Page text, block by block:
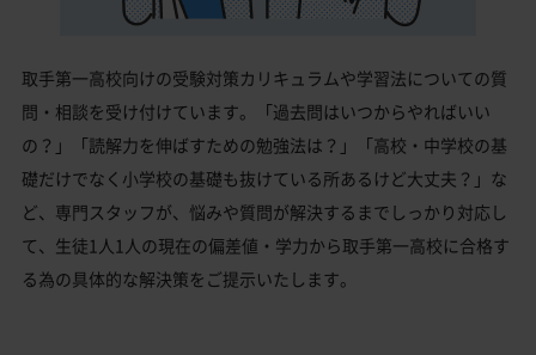
取手第一高校向けの受験対策カリキュラムや学習法についての質
問・相談を受け付けています。「過去問はいつからやればいい
の？」「読解力を伸ばすための勉強法は？」「高校・中学校の基
礎だけでなく小学校の基礎も抜けている所あるけど大丈夫？」な
ど、専門スタッフが、悩みや質問が解決するまでしっかり対応し
て、生徒1人1人の現在の偏差値・学力から取手第一高校に合格す
る為の具体的な解決策をご提示いたします。